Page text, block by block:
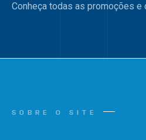
Conheça todas as promoções e
SOBRE O SITE